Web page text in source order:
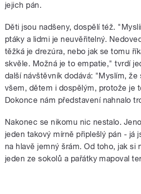
jejich pán.
Děti jsou nadšeny, dospělí též.
ptáky a lidmi je neuvěřitelný.
těžká je drezúra, nebo jak se tomu
skvěle. Možná je to empatie," tvrdí
další návštěvník dodává: "Myslím, že
všem, dětem i dospělým, protože je
Dokonce nám představení nahnalo
Nakonec se nikomu nic nestalo.
jeden takový mírně připlešlý pán - já
na hlavě jemný šrám. Od toho, jak si
jeden ze sokolů a pařátky mapoval